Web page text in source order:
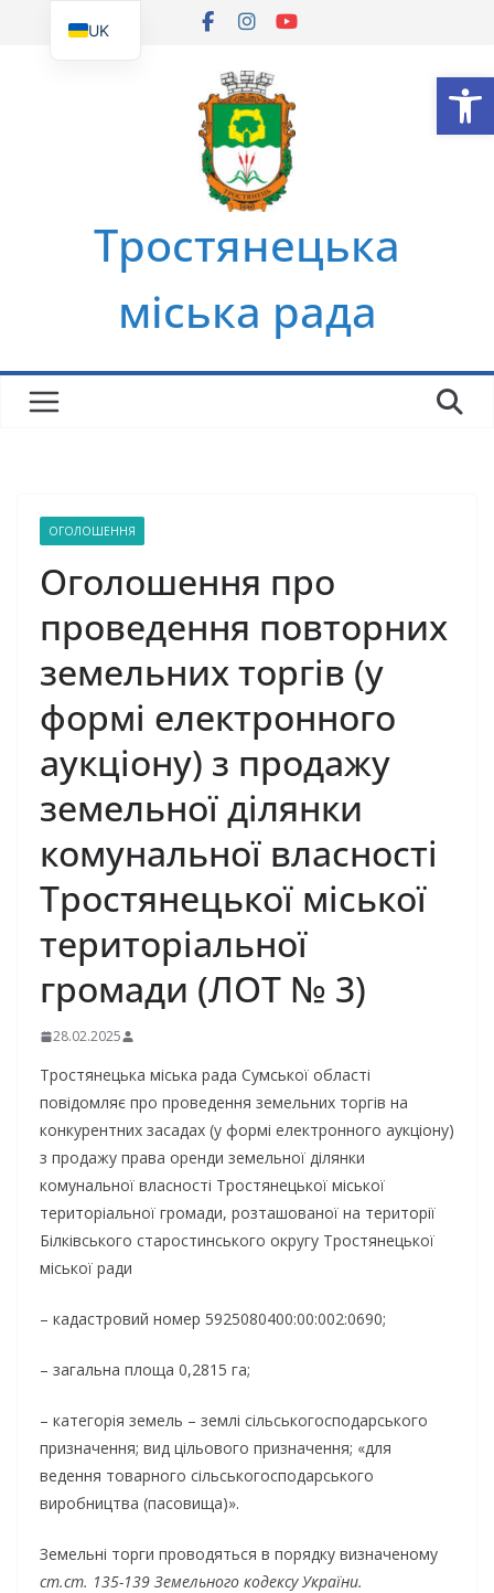
Тростянецька
міська рада
ОГОЛОШЕННЯ
Оголошення про
проведення повторних
земельних торгів (у
формі електронного
аукціону) з продажу
земельної ділянки
комунальної власності
Тростянецької міської
територіальної
громади (ЛОТ № 3)
28.02.2025
Тростянецька міська рада Сумської області
повідомляє про проведення земельних торгів на
конкурентних засадах (у формі електронного аукціону)
з продажу права оренди земельної ділянки
комунальної власності Тростянецької міської
територіальної громади, розташованої на території
Білківського старостинського округу Тростянецької
міської ради
– кадастровий номер 5925080400:00:002:0690;
– загальна площа 0,2815 га;
– категорія земель – землі сільськогосподарського
призначення; вид цільового призначення; «для
ведення товарного сільськогосподарського
виробництва (пасовища)».
Земельні торги проводяться в порядку визначеному
ст.ст. 135-139 Земельного кодексу України.
UK